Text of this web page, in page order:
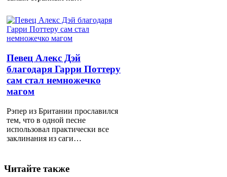
Певец Алекс Дэй
благодаря Гарри Поттеру
сам стал немножечко
магом
Рэпер из Британии прославился
тем, что в одной песне
использовал практически все
заклинания из саги…
Читайте также